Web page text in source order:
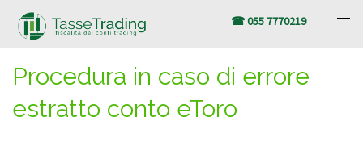
☎ 055 7770219
Procedura in caso di errore
estratto conto eToro